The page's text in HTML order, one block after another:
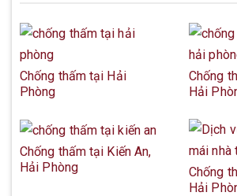
Chống thấm tại Hải
Phòng
Chống
Hải
Chống thấm tại Kiến An,
Hải Phòng
Chống
Hải